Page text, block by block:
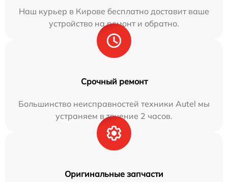
Наш курьер в Кирове бесплатно доставит ваше
устройство на ремонт и обратно.
Срочный ремонт
Большинство неисправностей техники Autel мы
устраняем в течение 2 часов.
Оригинальные запчасти